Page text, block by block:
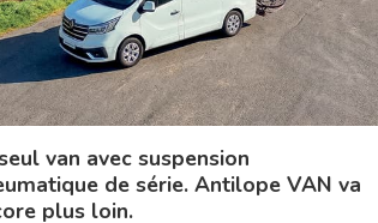
van avec suspension
de série. Antilope VAN va
plus loin.